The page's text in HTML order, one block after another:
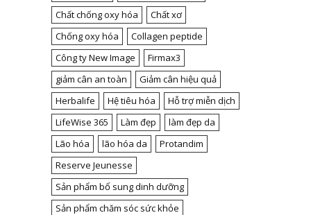
Chất chống oxy hóa
Chất xơ
Chống oxy hóa
Collagen peptide
Công ty New Image
Firmax3
giảm cân an toàn
Giảm cân hiệu quả
Herbalife
Hệ tiêu hóa
Hỗ trợ miễn dịch
LifeWise 365
Làm đẹp
làm đẹp da
Lão hóa
lão hóa da
Protandim
Reserve Jeunesse
Sản phẩm bổ sung dinh dưỡng
Sản phẩm chăm sóc sức khỏe